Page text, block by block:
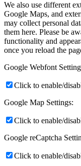
We also use different
Google Maps, and
may collect personal
them here. Please be
functionality and
once you reload the
Google Webfont
Click to enable/
Google Map Settings:
Click to enable/
Google reCaptcha
Click to enable/